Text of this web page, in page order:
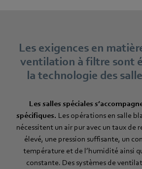
Les exigences en
ventilation à filtre sont
la technologie des
Les salles spéciales
spécifiques. Les opérations en salle
nécessitent un air pur avec un taux de
élevé, une pression suffisante, un
température et de l’humidité ainsi
constante. Des systèmes de